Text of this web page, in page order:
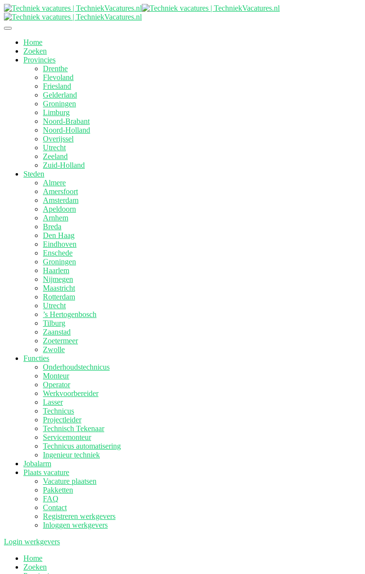
Home
Zoeken
Provincies
Drenthe
Flevoland
Friesland
Gelderland
Groningen
Limburg
Noord-Brabant
Noord-Holland
Overijssel
Utrecht
Zeeland
Zuid-Holland
Steden
Almere
Amersfoort
Amsterdam
Apeldoorn
Arnhem
Breda
Den Haag
Eindhoven
Enschede
Groningen
Haarlem
Nijmegen
Maastricht
Rotterdam
Utrecht
’s Hertogenbosch
Tilburg
Zaanstad
Zoetermeer
Zwolle
Functies
Onderhoudstechnicus
Monteur
Operator
Werkvoorbereider
Lasser
Technicus
Projectleider
Technisch Tekenaar
Servicemonteur
Technicus automatisering
Ingenieur techniek
Jobalarm
Plaats vacature
Vacature plaatsen
Pakketten
FAQ
Contact
Registreren werkgevers
Inloggen werkgevers
Login werkgevers
Home
Zoeken